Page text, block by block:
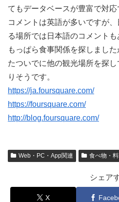
てもデータベースが豊富で対応
コメントは英語が多いですが
る場所では日本語のコメント
もっぱら食事関係を探しまし
たついでに他の観光場所を探
りそうです。
https://ja.foursquare.com/
https://foursquare.com/‎
http://blog.foursquare.com/
Web・PC・App関連 食べ物・
シェア
X